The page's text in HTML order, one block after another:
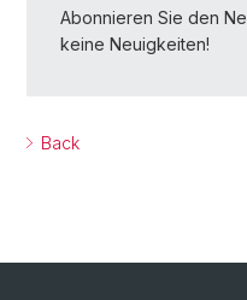
Abonnieren Sie den
keine Neuigkeiten!
Back